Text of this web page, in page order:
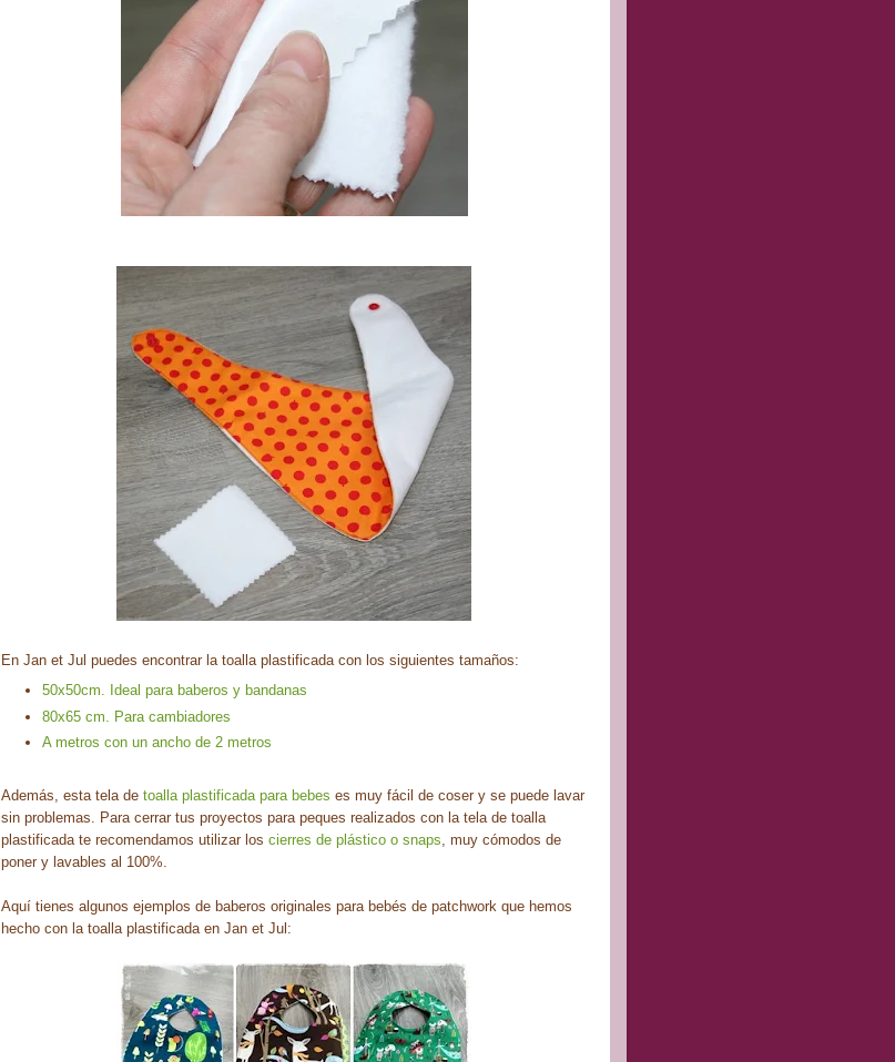
En Jan et Jul puedes encontrar la toalla plastificada con los siguientes tamaños:
50x50cm. Ideal para baberos y bandanas
80x65 cm. Para cambiadores
A metros con un ancho de 2 metros
Además, esta tela de toalla plastificada para bebes es muy fácil de coser y se puede lavar
sin problemas. Para cerrar tus proyectos para peques realizados con la tela de toalla
plastificada te recomendamos utilizar los cierres de plástico o snaps , muy cómodos de
poner y lavables al 100%.
Aquí tienes algunos ejemplos de baberos originales para bebés de patchwork que hemos
hecho con la toalla plastificada en Jan et Jul: